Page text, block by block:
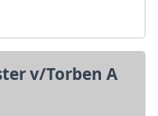
v/Torben A